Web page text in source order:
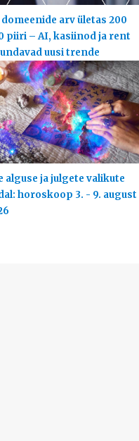
domeenide arv ületas 200
piiri – AI, kasiinod ja rent
uusi trende
alguse ja julgete valikute
horoskoop 3. - 9. august